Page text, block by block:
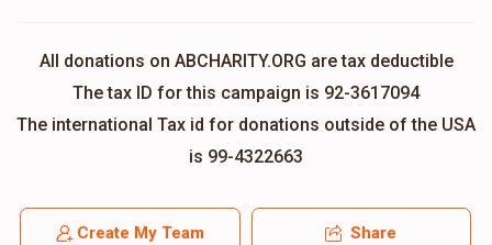
All donations on ABCHARITY.ORG are tax deductible
The tax ID for this campaign is 92-3617094
The international Tax id for donations outside of the USA
is 99-4322663
Create My Team Share